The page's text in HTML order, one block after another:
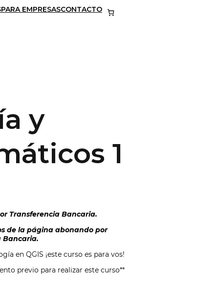
PARA EMPRESASCONTACTO
y
1
Transferencia Bancaria.
de la página abonando por
Bancaria.
en QGIS ¡este curso es para vos!
previo para realizar este curso**